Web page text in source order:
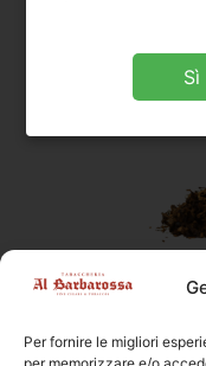
Per fornire le migliori
Robert
Robert
Sì